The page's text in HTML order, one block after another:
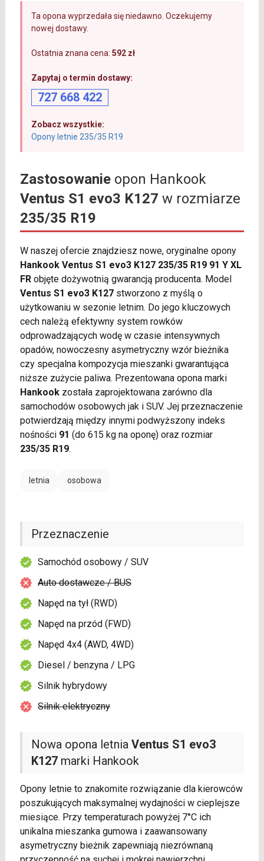
Ta opona wyprzedała się niedawno. Oczekujemy
nowej dostawy.
Ostatnia znana cena: 592 zł
Zapytaj o termin dostawy:
727 668 422
Zobacz wszystkie:
Opony letnie 235/35 R19
Zastosowanieopon Hankook
Ventus S1 evo3 K127 w rozmiarze
235/35 R19
W naszej ofercie znajdziesz nowe, oryginalne opony
Hankook Ventus S1 evo3 K127 235/35 R19 91 Y XL
FRobjęte dożywotnią gwarancją producenta. Model
Ventus S1 evo3 K127stworzono z myślą o
użytkowaniu w sezonie letnim. Do jego kluczowych
cech należą efektywny system rowków
odprowadzających wodę w czasie intensywnych
opadów, nowoczesny asymetryczny wzór bieżnika
czy specjalna kompozycja mieszanki gwarantująca
niższe zużycie paliwa. Prezentowana opona marki
Hankookzostała zaprojektowana zarówno dla
samochodów osobowych jak i SUV. Jej przeznaczenie
potwierdzają między innymi podwyższony indeks
nośności 91 (do 615 kg na oponę) oraz rozmiar
235/35 R19.
letnia osobowa
Nowa opona letnia Ventus S1 evo3
K127marki Hankook
Opony letnie to znakomite rozwiązanie dla kierowców
poszukujących maksymalnej wydajności w cieplejsze
miesiące. Przy temperaturach powyżej 7°C ich
unikalna mieszanka gumowa i zaawansowany
asymetryczny bieżnik zapewniają niezrównaną
Przeznaczenie
Samochód osobowy / SUV
Auto dostawcze / BUS
Napęd na tył (RWD)
Napęd na przód (FWD)
Napęd 4x4 (AWD, 4WD)
Diesel / benzyna / LPG
Silnik hybrydowy
Silnik elektryczny